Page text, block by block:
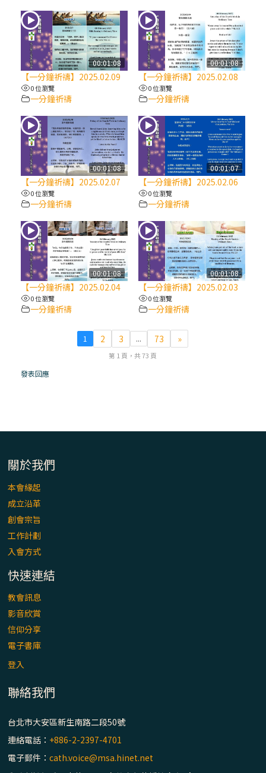
2025/10/10【萬物讚頌頌歌 – 太陽與生態音
樂會】紀念聖方濟與已逝教宗方濟各（中）
2025/10/10【萬物讚頌頌歌 – 太陽與生態音
樂會】紀念聖方濟與已逝教宗方濟各（下）
2025/10/10【萬物讚頌頌歌 – 太陽與生態音
樂會】紀念聖方濟與已逝教宗方濟各（上）
(9完結)黃敏正主教帶你做【將臨期避靜】—
匝凱的「新生命」：利他與內化
降生成人與人同在＝「厄瑪努爾」
(7)黃敏正主教帶你做【將臨期避靜】—耶穌
降生人間，需要人的「接納」
(6)黃敏正主教帶你做【將臨期避靜】—「馬
(5)黃敏正主教帶你做【將臨期避靜】—「福
主教座堂(下)
「禧年 來~」第十四集：續談《在希望中得
救》通諭中的「希望」 / 花蓮美崙進教之佑
00:01:08
【一分鐘祈禱】2025.02.09
0 位瀏覽
一分鐘祈禱
00:01:08
【一分鐘祈禱】2025.02.08
0 位瀏覽
一分鐘祈禱
00:01:08
【一分鐘祈禱】2025.02.07
0 位瀏覽
一分鐘祈禱
00:01:07
【一分鐘祈禱】2025.02.06
0 位瀏覽
一分鐘祈禱
00:01:08
【一分鐘祈禱】2025.02.04
0 位瀏覽
一分鐘祈禱
00:01:08
【一分鐘祈禱】2025.02.03
0 位瀏覽
一分鐘祈禱
1 2 3 ... 73 »
第 1 頁，共 73 頁
發表回應
關於我們
本會緣起
成立沿革
創會宗旨
工作計劃
入會方式
快速連結
教會訊息
影音欣賞
信仰分享
電子書庫
登入
聯絡我們
台北市大安區新生南路二段50號
連絡電話： +886-2-2397-4701
電子郵件：cath.voice@msa.hinet.net